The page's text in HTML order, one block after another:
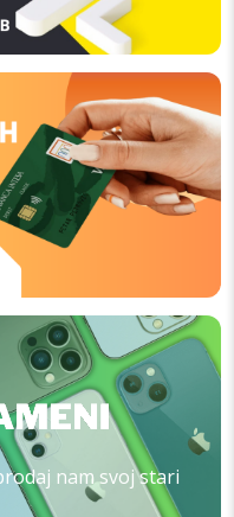
nam svoj stari